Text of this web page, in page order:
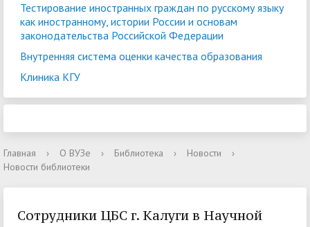
Тестирование иностранных граждан по русскому языку
как иностранному, истории России и основам
законодательства Российской Федерации
Внутренняя система оценки качества образования
Клиника КГУ
Главная › О ВУЗе › Библиотека › Новости
›
Новости библиотеки
Сотрудники ЦБС г. Калуги в Научной